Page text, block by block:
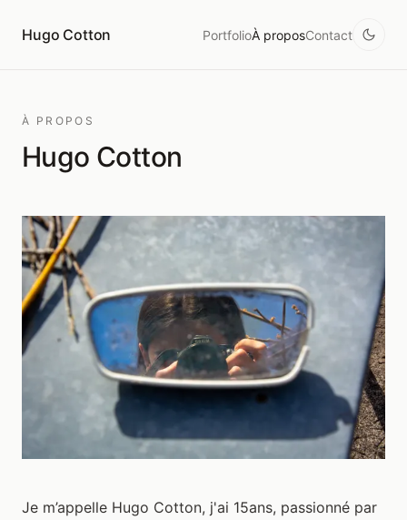
Hugo Cotton PortfolioÀ proposContact
À PROPOS
Hugo Cotton
Je m’appelle Hugo Cotton, j'ai 15ans, passionné par